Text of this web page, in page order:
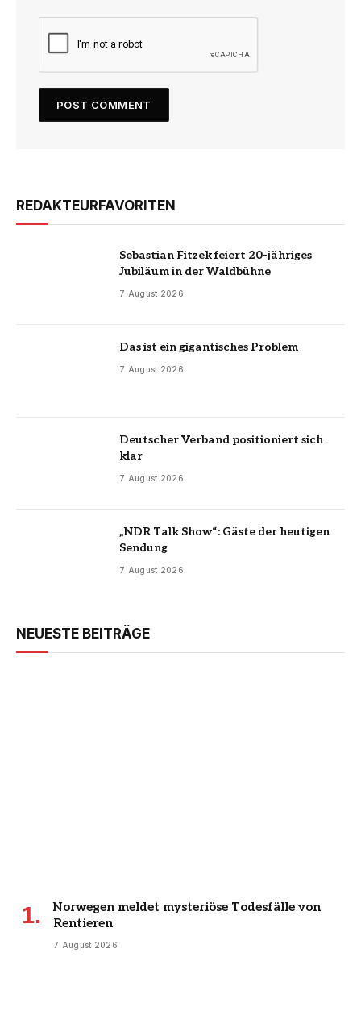
REDAKTEURFAVORITEN
Sebastian Fitzek feiert 20-jähriges
Jubiläum in der Waldbühne
7 August 2026
Das ist ein gigantisches Problem
7 August 2026
Deutscher Verband positioniert sich
klar
7 August 2026
„NDR Talk Show“: Gäste der heutigen
Sendung
7 August 2026
NEUESTE BEITRÄGE
Norwegen meldet mysteriöse Todesfälle von
Rentieren
7 August 2026